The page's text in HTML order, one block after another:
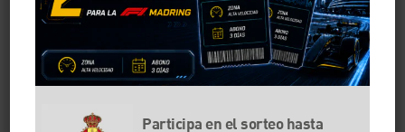
que dependen de la mezcla que hay entre el agua
destilada y el anticongelante, además de los aditivos
que contienen. Te explicamos cuáles son los colores
más comunes que usan los coches y en qué se
diferencian.
Participa en el sorteo hasta